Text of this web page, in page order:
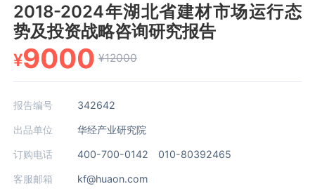
2018-2024年湖北省建材市场运行态
势及投资战略咨询研究报告
¥9000 ¥12000
报告编号 342642
出品单位 华经产业研究院
订购电话 400-700-0142 010-80392465
客服邮箱 kf@huaon.com